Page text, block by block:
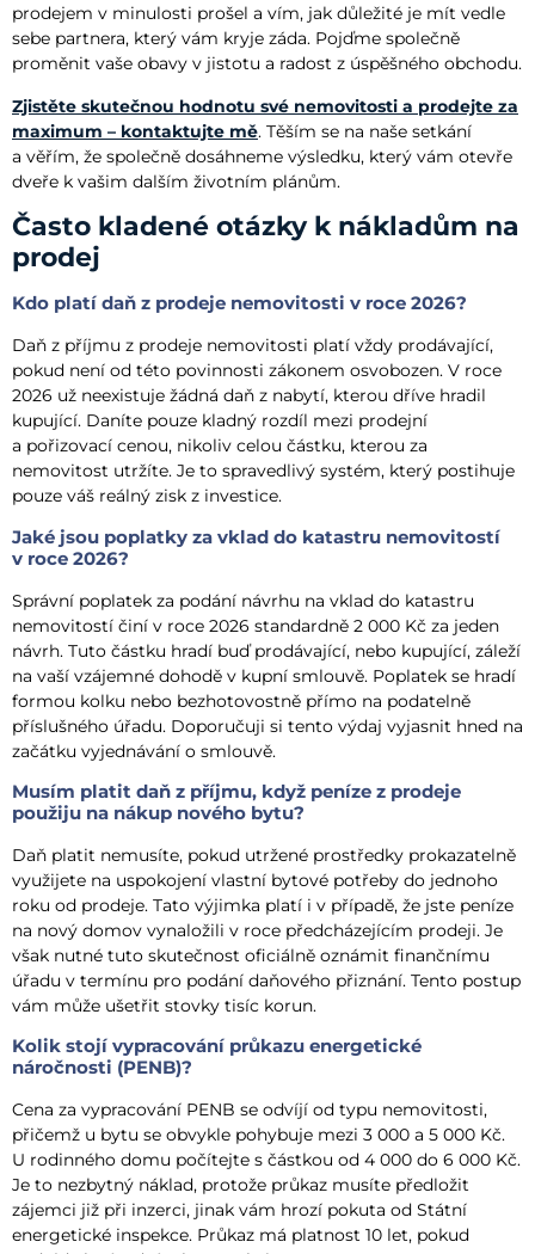
prodejem v minulosti prošel a vím, jak důležité je mít vedle
sebe partnera, který vám kryje záda. Pojďme společně
proměnit vaše obavy v jistotu a radost z úspěšného obchodu.
Zjistěte skutečnou hodnotu své nemovitosti a prodejte za
maximum – kontaktujte mě. Těším se na naše setkání
a věřím, že společně dosáhneme výsledku, který vám otevře
dveře k vašim dalším životním plánům.
Často kladené otázky k nákladům na
prodej
Kdo platí daň z prodeje nemovitosti v roce 2026?
Daň z příjmu z prodeje nemovitosti platí vždy prodávající,
pokud není od této povinnosti zákonem osvobozen. V roce
2026 už neexistuje žádná daň z nabytí, kterou dříve hradil
kupující. Daníte pouze kladný rozdíl mezi prodejní
a pořizovací cenou, nikoliv celou částku, kterou za
nemovitost utržíte. Je to spravedlivý systém, který postihuje
pouze váš reálný zisk z investice.
Jaké jsou poplatky za vklad do katastru nemovitostí
v roce 2026?
Správní poplatek za podání návrhu na vklad do katastru
nemovitostí činí v roce 2026 standardně 2 000 Kč za jeden
návrh. Tuto částku hradí buď prodávající, nebo kupující, záleží
na vaší vzájemné dohodě v kupní smlouvě. Poplatek se hradí
formou kolku nebo bezhotovostně přímo na podatelně
příslušného úřadu. Doporučuji si tento výdaj vyjasnit hned na
začátku vyjednávání o smlouvě.
Musím platit daň z příjmu, když peníze z prodeje
použiju na nákup nového bytu?
Daň platit nemusíte, pokud utržené prostředky prokazatelně
využijete na uspokojení vlastní bytové potřeby do jednoho
roku od prodeje. Tato výjimka platí i v případě, že jste peníze
na nový domov vynaložili v roce předcházejícím prodeji. Je
však nutné tuto skutečnost oficiálně oznámit finančnímu
úřadu v termínu pro podání daňového přiznání. Tento postup
vám může ušetřit stovky tisíc korun.
Kolik stojí vypracování průkazu energetické
náročnosti (PENB)?
Cena za vypracování PENB se odvíjí od typu nemovitosti,
přičemž u bytu se obvykle pohybuje mezi 3 000 a 5 000 Kč.
U rodinného domu počítejte s částkou od 4 000 do 6 000 Kč.
Je to nezbytný náklad, protože průkaz musíte předložit
zájemci již při inzerci, jinak vám hrozí pokuta od Státní
energetické inspekce. Průkaz má platnost 10 let, pokud